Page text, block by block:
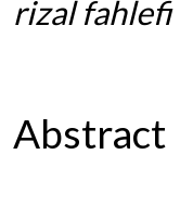
rizal fahlefi
Abstract